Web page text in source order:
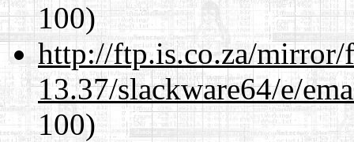
100)
http://ftp.is.co.za/mirror/
13.37/slackware64/e/
100)